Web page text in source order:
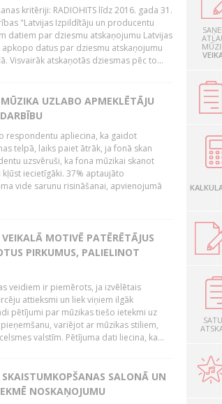
kritēriji: RADIOHITS līdz 2016. gada 31.
"Latvijas Izpildītāju un producentu
datiem par dziesmu atskaņojumu Latvijas
apkopo datus par dziesmu atskaņojumu
Visvairāk atskaņotās dziesmas pēc to...
UZLABO APMEKLĒTĀJU
respondentu apliecina, ka gaidot
telpā, laiks paiet ātrāk, ja fonā skan
uzsvēruši, ka fona mūzikai skanot
iecietīgāki. 37% aptaujāto
vide sarunu risināšanai, apvienojumā
MOTIVĒ PATĒRĒTĀJUS
PIRKUMUS, PALIELINOT
veidiem ir piemērots, ja izvēlētais
attieksmi un liek viņiem ilgāk
pētījumi par mūzikas tiešo ietekmi uz
variējot ar mūzikas stiliem,
valstīm. Pētījuma dati liecina, ka...
SALONĀ UN
NOSKAŅOJUMU